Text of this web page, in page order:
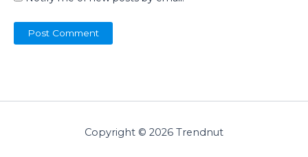
Copyright © 2026 Trendnut